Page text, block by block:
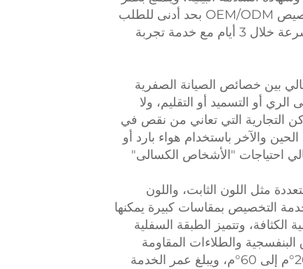
افتراضي يزيد عن 5 سنوات، وهو خالٍ من الروائح، ولا يبهت لونه ولا يتشوه. وفي الوقت نفسه، يدعم تخصيص OEM/ODM بحد أدنى للطلب
100 قطعة، مع إمكانية تعديل ارتفاع خيوط العشب واللون والتغليف حسب الحاجة. يمكن توفير عينات بسرعة خلال 3 أيام مع خدمة تجربة
بين خصائص الصيانة الصفرية
أو التسميد أو التقليم، ولا
التجارية التي تعاني من نقص في
والآخر باستخدام هواء بارد أو
احتياجات "الأشخاص الكسالى"
مثل اللون الثابت، واللون
التخصيص بمقاسات كبيرة يمكنها
وتتميز الطبقة السفلية
والطلاءات المقاومة
للعوامل الجوية على مقاومة للضوء القوي، وغسل الأمطار الغزيرة، والاختلافات الحرارية القصوى من -20°م إلى 60°م، ويبلغ عمر الخدمة